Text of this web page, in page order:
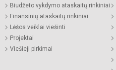
Biudžeto vykdymo ataskaitų rinkiniai
Finansinių ataskaitų rinkiniai
Lėšos veiklai viešinti
Projektai
Viešieji pirkimai